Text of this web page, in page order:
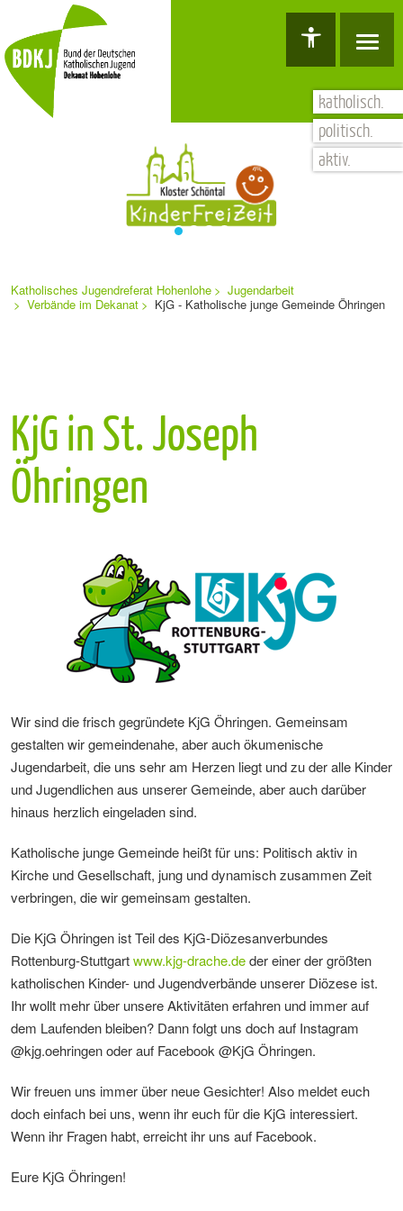
Barrierefreiheit Dashboard öffnen
Hauptnavigation anzeigen
Tastenkombinationen anzeigen
katholisch.
politisch.
aktiv.
befinden
sich
hier:
überspringen
Katholisches Jugendreferat Hohenlohe
Jugendarbeit
Verbände im Dekanat
KjG - Katholische junge Gemeinde Öhringen
KjG in St. Joseph
Öhringen
Wir sind die frisch gegründete KjG Öhringen. Gemeinsam
gestalten wir gemeindenahe, aber auch ökumenische
Jugendarbeit, die uns sehr am Herzen liegt und zu der alle Kinder
und Jugendlichen aus unserer Gemeinde, aber auch darüber
hinaus herzlich eingeladen sind.
Katholische junge Gemeinde heißt für uns: Politisch aktiv in
Kirche und Gesellschaft, jung und dynamisch zusammen Zeit
verbringen, die wir gemeinsam gestalten.
Die KjG Öhringen ist Teil des KjG-Diözesanverbundes
Rottenburg-Stuttgartwww.kjg-drache.deder einer der größten
katholischen Kinder- und Jugendverbände unserer Diözese ist.
Ihr wollt mehr über unsere Aktivitäten erfahren und immer auf
dem Laufenden bleiben? Dann folgt uns doch auf Instagram
@kjg.oehringen oder auf Facebook @KjG Öhringen.
Wir freuen uns immer über neue Gesichter! Also meldet euch
doch einfach bei uns, wenn ihr euch für die KjG interessiert.
Wenn ihr Fragen habt, erreicht ihr uns auf Facebook.
Eure KjG Öhringen!